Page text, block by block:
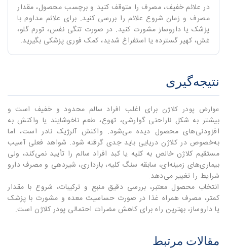
در علائم خفیف، مصرف را متوقف کنید و برچسب محصول، مقدار
مصرف و زمان شروع علائم را بررسی کنید. برای علائم مداوم با
پزشک یا داروساز مشورت کنید. در صورت تنگی نفس، تورم گلو،
غش، کهیر گسترده یا استفراغ شدید، کمک فوری پزشکی بگیرید.
نتیجه‌گیری
عوارض پودر کلاژن برای اغلب افراد سالم محدود و خفیف است و
بیشتر به شکل ناراحتی گوارشی، تهوع، طعم ناخوشایند یا واکنش به
افزودنی‌های محصول دیده می‌شود. واکنش آلرژیک نادر است، اما
به‌خصوص در کلاژن دریایی باید جدی گرفته شود. شواهد فعلی آسیب
مستقیم کلاژن خالص به کلیه یا کبد افراد سالم را تأیید نمی‌کند، ولی
بیماری‌های زمینه‌ای، سابقه سنگ کلیه، بارداری، شیردهی و مصرف دارو
شرایط را تغییر می‌دهد.
انتخاب محصول معتبر، بررسی دقیق منبع و ترکیبات، شروع با مقدار
کمتر، مصرف همراه غذا در صورت حساسیت معده و مشورت با پزشک
یا داروساز، بهترین راه برای کاهش مضرات احتمالی پودر کلاژن است.
مقالات مرتبط